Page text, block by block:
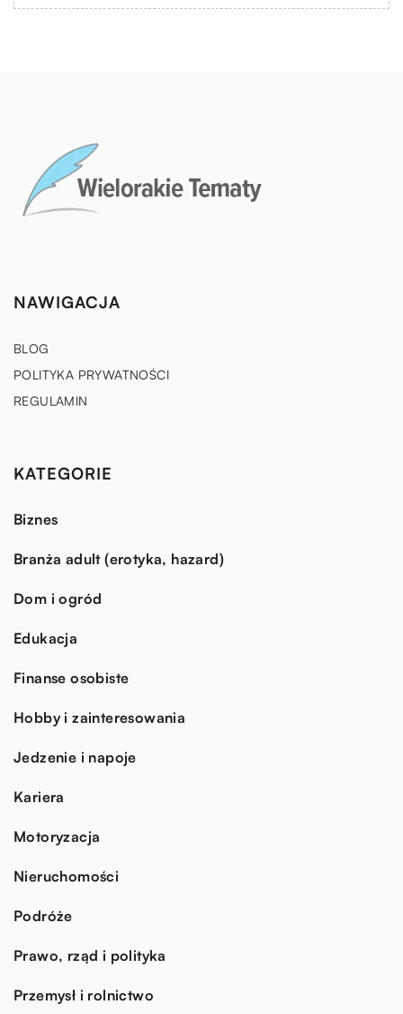
NAWIGACJA
BLOG
POLITYKA PRYWATNOŚCI
REGULAMIN
KATEGORIE
Biznes
Branża adult (erotyka, hazard)
Dom i ogród
Edukacja
Finanse osobiste
Hobby i zainteresowania
Jedzenie i napoje
Kariera
Motoryzacja
Nieruchomości
Podróże
Prawo, rząd i polityka
Przemysł i rolnictwo